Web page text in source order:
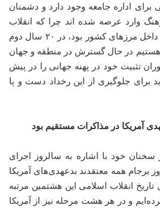
برای اداره جامعه وجود دارد و دشمنان
وارد عرصه شده اند چرا که انقلاب
اسلامی در ۲۰ سال اول در داخل مرزهای کشور بود، در ۲۰ سال دوم
در حال گسترش در منطقه و جهان
سوم دوران تثبیت خود در پهنه جهانی را در پیش
برای جلوگیری از این رخداد دست و پا
آمریکا در مذاکرات مستقیم بود
خود با اشاره به سالروز اجرای
برجام همه معتقدند بدعهدی‌های آمریکا
انقلاب اسلامی این هشتمین مرتبه
و در هر هشت مرحله نیز از آمریکا